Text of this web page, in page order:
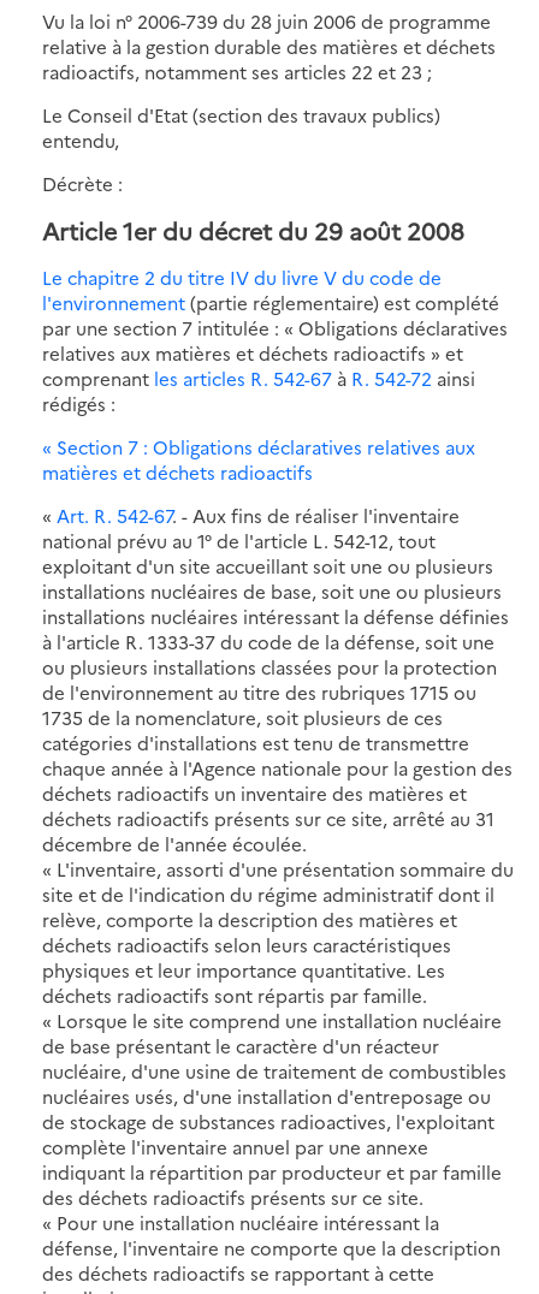
Vu la loi n° 2006-739 du 28 juin 2006 de programme
relative à la gestion durable des matières et déchets
radioactifs, notamment ses articles 22 et 23 ;
Le Conseil d'Etat (section des travaux publics)
entendu,
Décrète :
Article 1er du décret du 29 août 2008
Le chapitre 2 du titre IV du livre V du code de
l'environnement(partie réglementaire) est complété
par une section 7 intitulée : « Obligations déclaratives
relatives aux matières et déchets radioactifs » et
comprenant les articles R. 542-67 à R. 542-72 ainsi
rédigés :
« Section 7 : Obligations déclaratives relatives aux
matières et déchets radioactifs
« Art. R. 542-67. - Aux fins de réaliser l'inventaire
national prévu au 1° de l'article L. 542-12, tout
exploitant d'un site accueillant soit une ou plusieurs
installations nucléaires de base, soit une ou plusieurs
installations nucléaires intéressant la défense définies
à l'article R. 1333-37 du code de la défense, soit une
ou plusieurs installations classées pour la protection
de l'environnement au titre des rubriques 1715 ou
1735 de la nomenclature, soit plusieurs de ces
catégories d'installations est tenu de transmettre
chaque année à l'Agence nationale pour la gestion des
déchets radioactifs un inventaire des matières et
déchets radioactifs présents sur ce site, arrêté au 31
décembre de l'année écoulée.
« L'inventaire, assorti d'une présentation sommaire du
site et de l'indication du régime administratif dont il
relève, comporte la description des matières et
déchets radioactifs selon leurs caractéristiques
physiques et leur importance quantitative. Les
déchets radioactifs sont répartis par famille.
« Lorsque le site comprend une installation nucléaire
de base présentant le caractère d'un réacteur
nucléaire, d'une usine de traitement de combustibles
nucléaires usés, d'une installation d'entreposage ou
de stockage de substances radioactives, l'exploitant
complète l'inventaire annuel par une annexe
indiquant la répartition par producteur et par famille
des déchets radioactifs présents sur ce site.
« Pour une installation nucléaire intéressant la
défense, l'inventaire ne comporte que la description
des déchets radioactifs se rapportant à cette